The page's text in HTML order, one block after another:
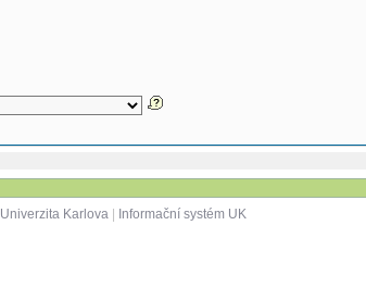
Univerzita Karlova| Informační systém UK